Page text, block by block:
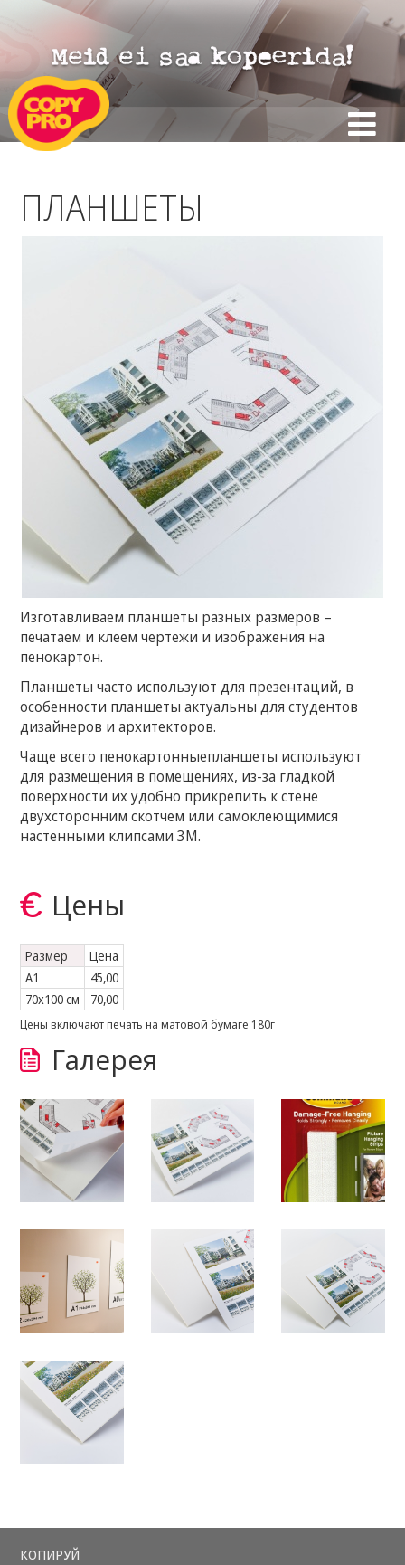
ПЛАНШЕТЫ
Изготавливаем планшеты разных размеров –
печатаем и клеем чертежи и изображения на
пенокартон.
Планшеты часто используют для презентаций, в
особенности планшеты актуальны для студентов
дизайнеров и архитекторов.
Чаще всего пенокартонныепланшеты используют
для размещения в помещениях, из-за гладкой
поверхности их удобно прикрепить к стене
двухсторонним скотчем или самоклеющимися
настенными клипсами 3M.
Цены
Размер
Цена
A1
45,00
70x100 см
70,00
Цены включают печать на матовой бумаге 180г
Галерея
КОПИРУЙ